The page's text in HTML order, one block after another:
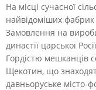
На місці сучасної
найвідоміших
Замовлення на
династії царської
Гордістю мешканців
Щекотин, що
давньоруське місто-